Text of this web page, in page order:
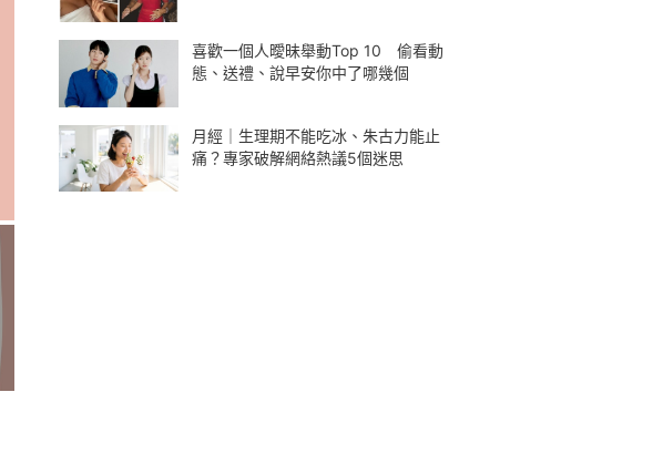
喜歡一個人曖昧舉動Top 10 偷看動
態、送禮、說早安你中了哪幾個
月經｜生理期不能吃冰、朱古力能止
痛？專家破解網絡熱議5個迷思